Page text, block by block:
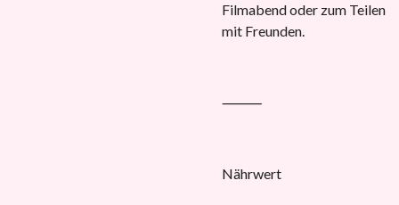
Filmabend oder zum Teilen
mit Freunden.
⸻
Nährwert